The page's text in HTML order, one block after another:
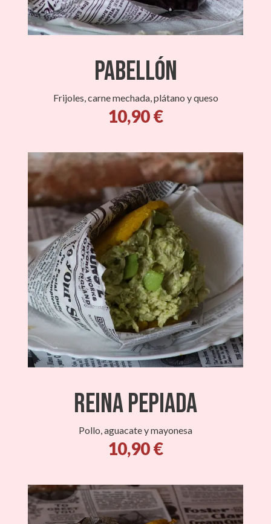
PABELLÓN
Frijoles, carne mechada, plátano y queso
10,90 €
Reina Pepiada
Pollo, aguacate y mayonesa
10,90 €